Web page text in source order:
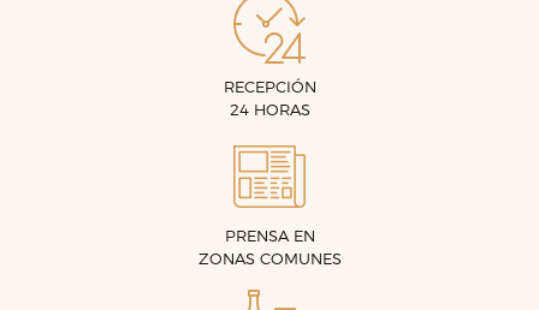
RECEPCIÓN
24 HORAS
PRENSA EN
ZONAS COMUNES